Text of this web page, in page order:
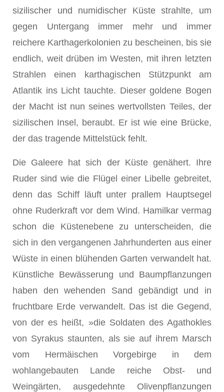
sizilischer und numidischer Küste strahlte, um
gegen Untergang immer mehr und immer
reichere Karthagerkolonien zu bescheinen, bis sie
endlich, weit drüben im Westen, mit ihren letzten
Strahlen einen karthagischen Stützpunkt am
Atlantik ins Licht tauchte. Dieser goldene Bogen
der Macht ist nun seines wertvollsten Teiles, der
sizilischen Insel, beraubt. Er ist wie eine Brücke,
der das tragende Mittelstück fehlt.
Die Galeere hat sich der Küste genähert. Ihre
Ruder sind wie die Flügel einer Libelle gebreitet,
denn das Schiff läuft unter prallem Hauptsegel
ohne Ruderkraft vor dem Wind. Hamilkar vermag
schon die Küstenebene zu unterscheiden, die
sich in den vergangenen Jahrhunderten aus einer
Wüste in einen blühenden Garten verwandelt hat.
Künstliche Bewässerung und Baumpflanzungen
haben den wehenden Sand gebändigt und in
fruchtbare Erde verwandelt. Das ist die Gegend,
von der es heißt, »die Soldaten des Agathokles
von Syrakus staunten, als sie auf ihrem Marsch
vom Hermäischen Vorgebirge in dem
wohlangebauten Lande reiche Obst- und
Weingärten, ausgedehnte Olivenpflanzungen